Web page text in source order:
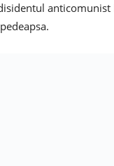
anticomunist